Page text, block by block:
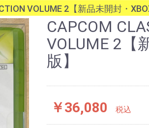
語
語
語
他 VOLUME 2【新品未開封・
CAPCOM
VOLUME 2【
版】
￥36,080 税込